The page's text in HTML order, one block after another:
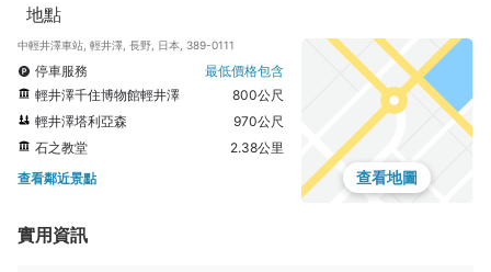
地點
中輕井澤車站, 輕井澤, 長野, 日本, 389-0111
停車服務
最低價格包含
輕井澤千住博物館輕井澤
800公尺
輕井澤塔利亞森
970公尺
石之教堂
2.38公里
查看鄰近景點
查看地圖
實用資訊